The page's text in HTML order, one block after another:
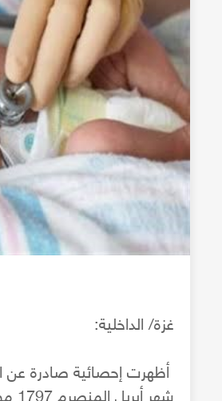
غزة/ الداخلية:
أظهرت إحصائية صادرة عن
شهر أبريل المنصرم 1797 مولوداً جديداً، إلى جانب 225 حالة وفاة.